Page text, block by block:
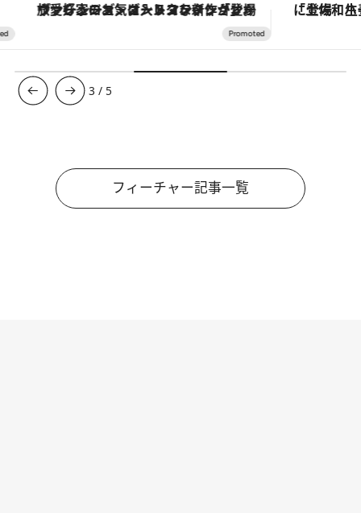
ヴァシュロン・コンスタンタン「オーヴァーシーズ・オートマティック」。旅愛好家のお気に入りコレクションから、ジェンダーレスな新作が登場
3 / 5
フィーチャー記事一覧